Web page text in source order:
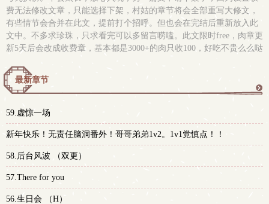
费无法修改文章，只能选择下架，村姑的章节将会全部重写大修文，
有些情节会合并在此文，提前打个招呼。但也会在完结后重新放入此
文中。不多求珍珠，只求看完可以多留言唠嗑。此文限时free，肉章更
新5天后会改成收费章，基本都是3000+的肉只收100，好吃不贵么么哒
最新章节
59.虚惊一场
新年快乐！无责任脑洞番外！哥哥弟弟1v2。1v1党慎点！！
58.后台风波 （双更）
57.There for you
56.生日会 （H）